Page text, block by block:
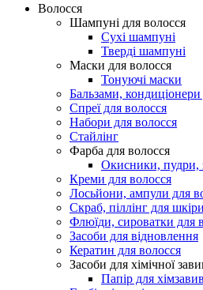
Волосся
Шампуні для волосся
Сухі шампуні
Тверді шампуні
Маски для волосся
Тонуючі маски
Бальзами, кондиціонери
Спреї для волосся
Набори для волосся
Стайлінг
Фарба для волосся
Окисники, пудри,
Креми для волосся
Лосьйони, ампули для
Скраб, піллінг для
Флюїди, сироватки для
Засоби для відновлення
Кератин для волосся
Засоби для хімічної
Папір для